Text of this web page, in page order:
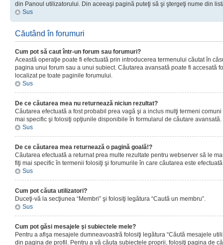
din Panoul utilizatorului. Din aceeaşi pagină puteţi să şi ştergeţi nume din
Sus
Căutând în forumuri
Cum pot să caut într-un forum sau forumuri?
Această operaţie poate fi efectuată prin introducerea termenului căutat în
pagina unui forum sau a unui subiect. Căutarea avansată poate fi accesată
localizat pe toate paginile forumului.
Sus
De ce căutarea mea nu returnează niciun rezultat?
Căutarea efectuată a fost probabil prea vagă şi a inclus mulţi termeni
mai specific şi folosiţi opţiunile disponibile în formularul de căutare avansată.
Sus
De ce căutarea mea returnează o pagină goală!?
Căutarea efectuată a returnat prea multe rezultate pentru webserver să le
fiţi mai specific în termenii folosiţi şi forumurile în care căutarea este
Sus
Cum pot căuta utilizatori?
Duceţi-vă la secţiunea “Membri” şi folosiţi legătura “Caută un membru”.
Sus
Cum pot găsi mesajele şi subiectele mele?
Pentru a afişa mesajele dumneavoastră folosiţi legătura “Căută mesajele
din pagina de profil. Pentru a vă căuta subiectele proprii, folosiţi pagina de